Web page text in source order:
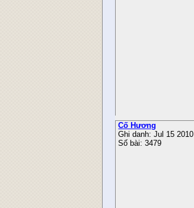
Cố Hương
Ghi danh: Jul 15 2010
Số bài: 3479